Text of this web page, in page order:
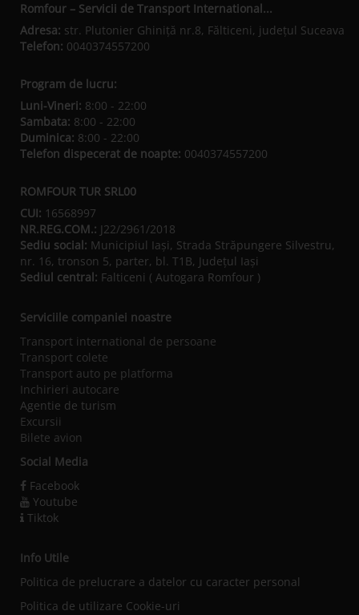
Romfour – Servicii de Transport International...
Adresa: str. Plutonier Ghiniţă nr.8, Fălticeni, judeţul Suceava
Telefon: 0040374557200
Program de lucru:
Luni-Vineri: 8:00 - 22:00
Sambata: 8:00 - 22:00
Duminica: 8:00 - 22:00
Telefon dispecerat de noapte: 0040374557200
ROMFOUR TUR SRL00
CUI: 16568997
NR.REG.COM.: J22/2961/2018
Sediu social: Municipiul Iaşi, Strada Străpungere Silvestru,
nr. 16, tronson 5, parter, bl. T1B, Județul Iaşi
Sediul central: Falticeni ( Autogara Romfour )
Serviciile companiei noastre
Transport international de persoane
Transport colete
Transport auto pe platforma
Inchirieri autocare
Agentie de turism
Excursii
Bilete avion
Social Media
Facebook
Youtube
Tiktok
Info Utile
Politica de prelucrare a datelor cu caracter personal
Politica de utilizare Cookie-uri